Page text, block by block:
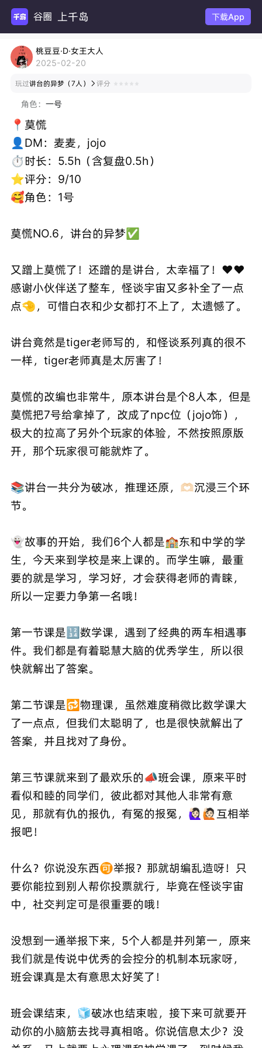
谷圈扩列 上千岛 下载App
桃豆豆·D·女王大人
2025-02-20
玩过讲台的异梦（7人）  评分
角色： 一号
📍莫慌
👤DM：麦麦，jojo
⏱️时长：5.5h（含复盘0.5h）
⭐评分：9/10
🥰角色：1号
莫慌NO.6，讲台的异梦✅
又蹭上莫慌了！还蹭的是讲台，太幸福了！❤❤
感谢小伙伴送了整车，怪谈宇宙又多补全了一点
点🤏，可惜白衣和少女都打不上了，太遗憾了。
讲台竟然是tiger老师写的，和怪谈系列真的很不
一样，tiger老师真是太厉害了！
莫慌的改编也非常牛，原本讲台是个8人本，但是
莫慌把7号给拿掉了，改成了npc位（jojo饰），
极大的拉高了另外个玩家的体验，不然按照原版
开，那个玩家很可能就炸了。
📚讲台一共分为破冰，推理还原，🫶🏻沉浸三个环
节。
👻故事的开始，我们6个人都是🏫东和中学的学
生，今天来到学校是来上课的。而学生嘛，最重
要的就是学习，学习好，才会获得老师的青睐，
所以一定要力争第一名哦！
第一节课是🔢数学课，遇到了经典的两车相遇事
件。我们都是有着聪慧大脑的优秀学生，所以很
快就解出了答案。
第二节课是🔂物理课，虽然难度稍微比数学课大
了一点点，但我们太聪明了，也是很快就解出了
答案，并且找对了身份。
第三节课就来到了最欢乐的📣班会课，原来平时
看似和睦的同学们，彼此都对其他人非常有意
见，那就有仇的报仇，有冤的报冤，🙋🏻‍♀️🙋🏻互相举
报吧！
什么？你说没东西🉑举报？那就胡编乱造呀！只
要你能拉到别人帮你投票就行，毕竟在怪谈宇宙
中，社交判定可是很重要的哦！
没想到一通举报下来，5个人都是并列第一，原来
我们就是传说中优秀的会控分的机制本玩家呀，
班会课真是太有意思太好笑了！
班会课结束，🧊️破冰也结束啦，接下来可就要开
动你的小脑筋去找寻真相咯。你说信息太少？没